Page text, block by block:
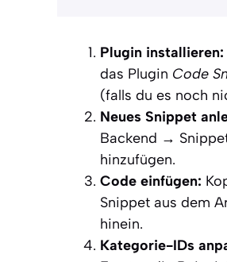
Plugin installieren:
das Plugin Code
(falls du es noch
Neues Snippet
Backend →
hinzufügen.
Code einfügen:
Snippet aus dem
hinein.
Kategorie-IDs